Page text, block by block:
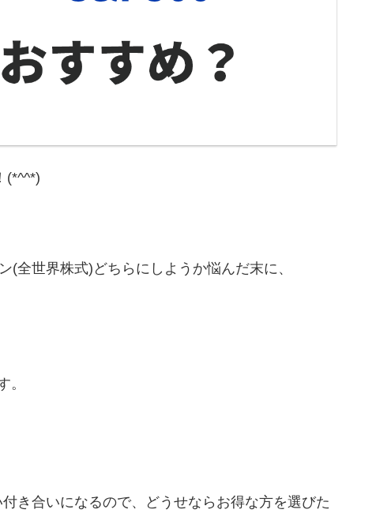
(*^^*)
全世界株式)どちらにしようか悩んだ末に、
。
き合いになるので、どうせならお得な方を選びた